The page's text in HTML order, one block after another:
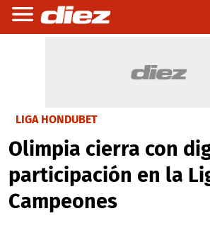
LIGA HONDUBET
Olimpia cierra con
participación en la
Campeones